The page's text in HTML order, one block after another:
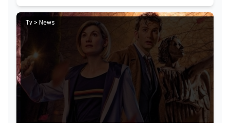
Harbou e prodotta
Tv > News